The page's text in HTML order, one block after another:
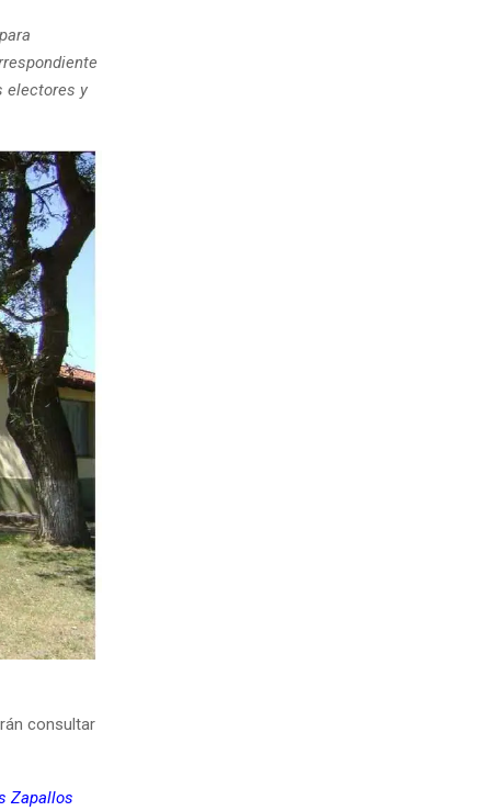
electores y
consultar
Zapallos